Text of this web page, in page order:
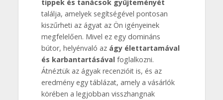
tippek és tanácsok gyűjteményét
találja, amelyek segítségével pontosan
kiszűrheti az ágyat az Ön igényeinek
megfelelően. Mivel ez egy domináns
bútor, helyénvaló az ágy élettartamával
és karbantartásávalfoglalkozni.
Átnéztük az ágyak recenzióit is, és az
eredmény egy táblázat, amely a vásárlók
körében a legjobban visszhangnak